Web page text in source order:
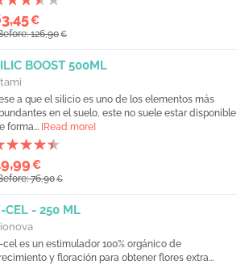
€
126,90€
BOOST 500ML
a que el silicio es uno de los elementos más
en el suelo, este no suele estar disponible
forma... [Read more]
€
76,90€
CEL - 250 ML
cel es un estimulador 100% orgánico de
y floración para obtener flores extra...